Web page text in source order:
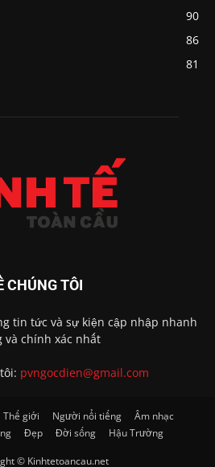
90
86
81
CHÚNG TÔI
tin tức và sự kiện cập nhập nhanh
và chính xác nhất
pvngocdien@gmail.com
Thế giới Người nổi tiếng
Âm nhạc
Đẹp Đời sống Hậu Trường
© Kinhtetoancau.net